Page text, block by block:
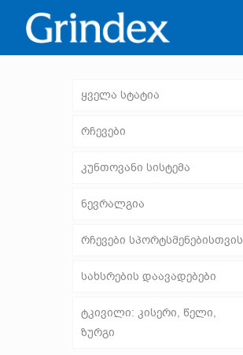
ყველა სტატია
რჩევები
კუნთოვანი სისტემა
ნევრალგია
რჩევები სპორტსმენებისთვის
სახსრების დაავადებები
ტკივილი: კისერი, წელი,
ზურგი